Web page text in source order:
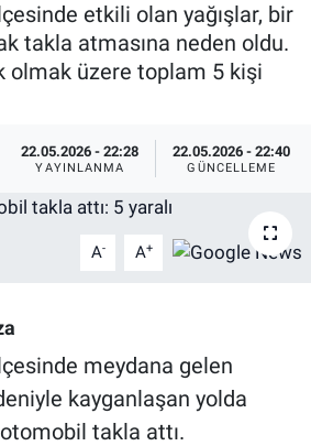
etkili olan yağışlar, bir
takla atmasına neden oldu.
olmak üzere toplam 5 kişi
22.05.2026 - 22:28
YAYINLANMA
22.05.2026 - 22:40
GÜNCELLEME
A- A+
meydana gelen
kayganlaşan yolda
takla attı.